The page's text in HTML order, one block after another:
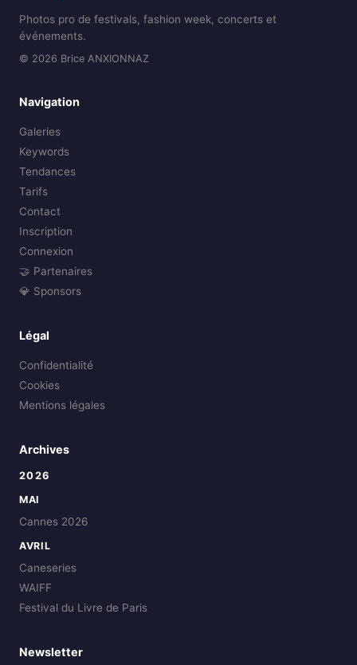
Photos pro de festivals, fashion week, concerts et
événements.
© 2026 Brice ANXIONNAZ
Navigation
Galeries
Keywords
Tendances
Tarifs
Contact
Inscription
Connexion
🤝 Partenaires
💎 Sponsors
Légal
Confidentialité
Cookies
Mentions légales
Archives
2026
MAI
Cannes 2026
AVRIL
Caneseries
WAIFF
Festival du Livre de Paris
Newsletter